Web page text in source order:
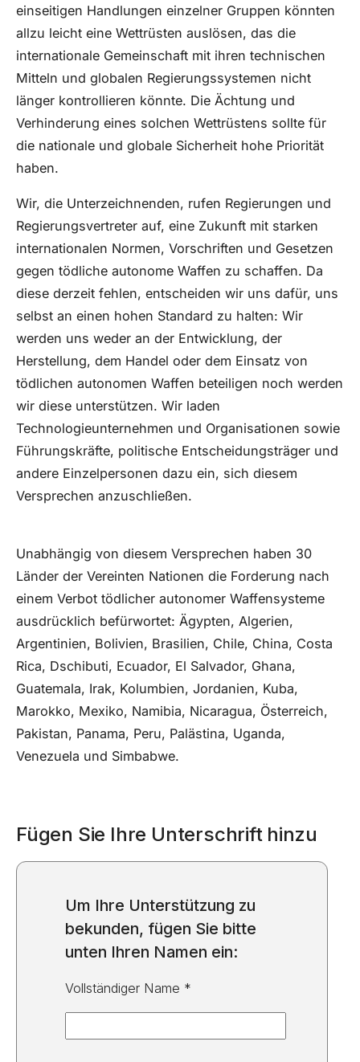
einseitigen Handlungen einzelner Gruppen könnten
allzu leicht eine Wettrüsten auslösen, das die
internationale Gemeinschaft mit ihren technischen
Mitteln und globalen Regierungssystemen nicht
länger kontrollieren könnte. Die Ächtung und
Verhinderung eines solchen Wettrüstens sollte für
die nationale und globale Sicherheit hohe Priorität
haben.
Wir, die Unterzeichnenden, rufen Regierungen und
Regierungsvertreter auf, eine Zukunft mit starken
internationalen Normen, Vorschriften und Gesetzen
gegen tödliche autonome Waffen zu schaffen. Da
diese derzeit fehlen, entscheiden wir uns dafür, uns
selbst an einen hohen Standard zu halten: Wir
werden uns weder an der Entwicklung, der
Herstellung, dem Handel oder dem Einsatz von
tödlichen autonomen Waffen beteiligen noch werden
wir diese unterstützen. Wir laden
Technologieunternehmen und Organisationen sowie
Führungskräfte, politische Entscheidungsträger und
andere Einzelpersonen dazu ein, sich diesem
Versprechen anzuschließen.
Unabhängig von diesem Versprechen haben 30
Länder der Vereinten Nationen die Forderung nach
einem Verbot tödlicher autonomer Waffensysteme
ausdrücklich befürwortet: Ägypten, Algerien,
Argentinien, Bolivien, Brasilien, Chile, China, Costa
Rica, Dschibuti, Ecuador, El Salvador, Ghana,
Guatemala, Irak, Kolumbien, Jordanien, Kuba,
Marokko, Mexiko, Namibia, Nicaragua, Österreich,
Pakistan, Panama, Peru, Palästina, Uganda,
Venezuela und Simbabwe.
Fügen Sie Ihre Unterschrift hinzu
Um Ihre Unterstützung zu
bekunden, fügen Sie bitte
unten Ihren Namen ein:
Vollständiger Name *